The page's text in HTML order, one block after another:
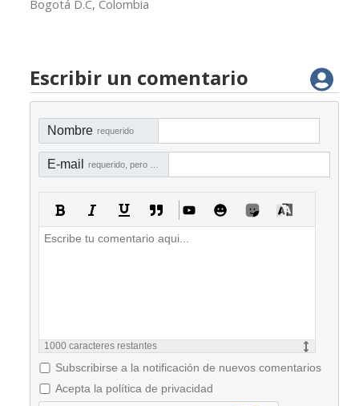
Bogotá D.C, Colombia
Escribir un comentario
Nombre requerido
E-mail
1000 caracteres restantes
Subscribirse a la notificación de nuevos comentarios
Acepta la política de privacidad